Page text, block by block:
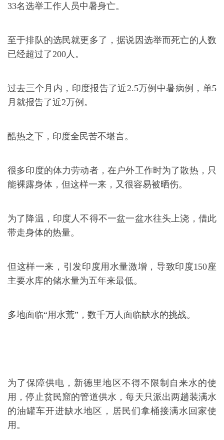
33名选举工作人员中暑身亡。
至于排队的选民就更多了，据说因选举而死亡的人数
已经超过了200人。
过去三个月内，印度报告了近2.5万例中暑病例，单5
月就报告了近2万例。
酷热之下，印度全民苦不堪言。
很多印度的体力劳动者，在户外工作时为了散热，只
能裸露身体，但这样一来，又很容易被晒伤。
为了降温，印度人不得不一盆一盆水往头上浇，借此
带走身体的热量。
但这样一来，引发印度用水量激增，导致印度150座
主要水库的储水量为五年来最低。
多地面临“用水荒”，数千万人面临缺水的挑战。
为了保障供电，新德里地区不得不限制自来水的使
用，停止贫民窟的管道供水，每天只派出两趟装满水
的油罐车开进缺水地区，居民们拿桶接满水回家使
用。